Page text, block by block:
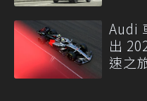
Audi
出
速之